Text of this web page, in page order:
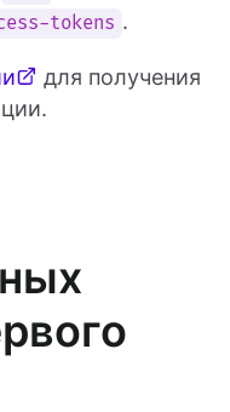
tokens .
для получения